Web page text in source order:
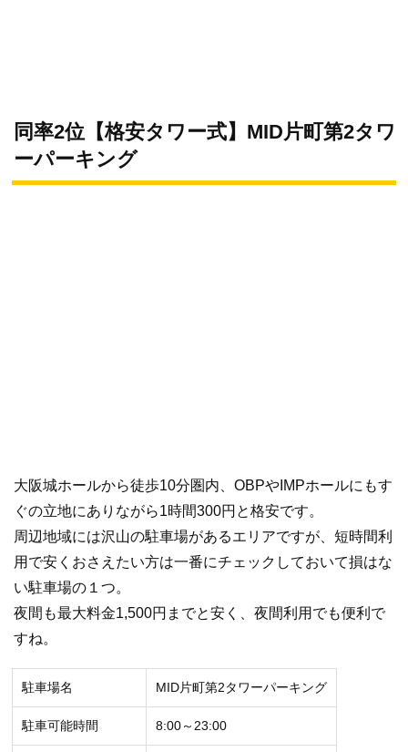
同率2位【格安タワー式】MID片町第2タワ
ーパーキング
大阪城ホールから徒歩10分圏内、OBPやIMPホールにもす
ぐの立地にありながら1時間300円と格安です。
周辺地域には沢山の駐車場があるエリアですが、短時間利
用で安くおさえたい方は一番にチェックしておいて損はな
い駐車場の１つ。
夜間も最大料金1,500円までと安く、夜間利用でも便利で
すね。
駐車場名 MID片町第2タワーパーキング
駐車可能時間 8:00～23:00